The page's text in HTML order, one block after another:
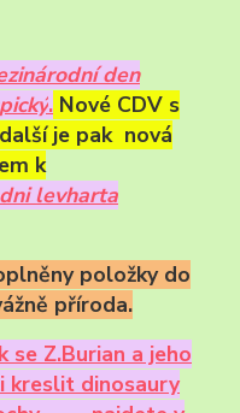
den
. Nové CDV s
je pak nová
k
levharta
položky do
příroda.
k se Z.Burian a jeho
kreslit dinosaury